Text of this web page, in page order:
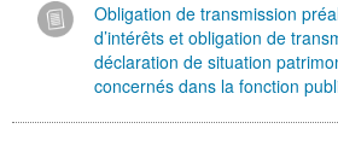
Obligation de transmission
d’intérêts et obligation de
déclaration de situation
concernés dans la fonction